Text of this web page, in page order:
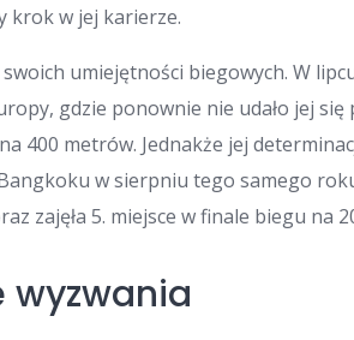
krok w jej karierze.
umiejętności biegowych. W
gdzie ponownie nie udało jej się
400 metrów. Jednakże jej
w sierpniu tego samego
zajęła 5. miejsce w finale biegu na
wyzwania